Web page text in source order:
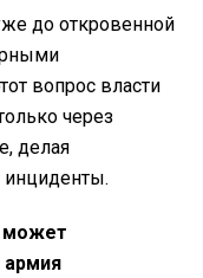
до откровенной
вопрос власти
через
делая
может
армия